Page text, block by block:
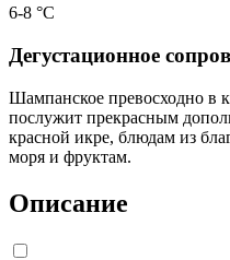
6-8 °C
Дегустационное
Шампанское превосходно в
послужит прекрасным
красной икре, блюдам из
моря и фруктам.
Описание